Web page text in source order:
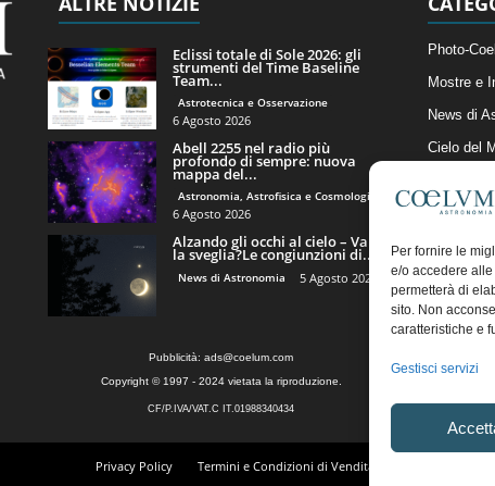
Per fornire le
e/o accedere
permetterà di
sito. Non
caratteristiche e
Gestisci servizi
Eclissi totale di Sole 2026: gli
strumenti del Time Baseline
Team...
Astrotecnica e Osservazione
6 Agosto 2026
Abell 2255 nel radio più
profondo di sempre: nuova
mappa del...
Astronomia, Astrofisica e Cosmologia
6 Agosto 2026
Alzando gli occhi al cielo – Vale
la sveglia?Le congiunzioni di...
News di Astronomia 5 Agosto 2026
Photo-
Mostre e
News di
Cielo del
Articoli e
Il Blog
Pubblicità: ads@coelum.com
Copyright © 1997 - 2024 vietata la riproduzione.
CF/P.IVA/VAT.C IT.01988340434
Privacy Policy Termini e Condizioni di Vendita